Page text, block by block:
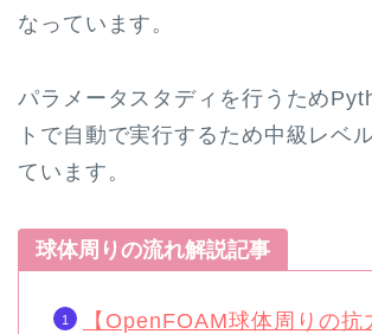
なっています。
パラメータスタディを行うため
トで自動で実行するため中級レベ
ています。
球体周りの流れ解説記事
【OpenFOAM球体周りの抗